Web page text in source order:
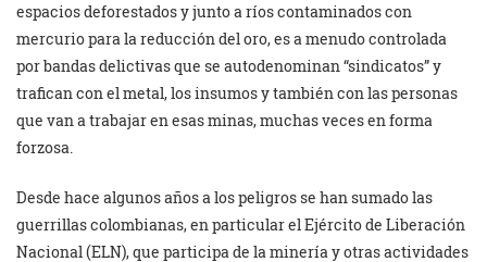
espacios deforestados y junto a ríos contaminados con
mercurio para la reducción del oro, es a menudo controlada
por bandas delictivas que se autodenominan “sindicatos” y
trafican con el metal, los insumos y también con las personas
que van a trabajar en esas minas, muchas veces en forma
forzosa.
Desde hace algunos años a los peligros se han sumado las
guerrillas colombianas, en particular el Ejército de Liberación
Nacional (ELN), que participa de la minería y otras actividades